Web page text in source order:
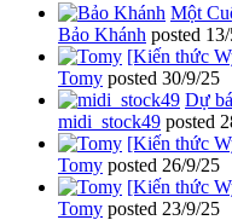
Một
Bảo Khánh posted
[Kiến thức
Tomy posted 30/9/25
Dự
midi_stock49 posted
[Kiến thức
Tomy posted 26/9/25
[Kiến thức
Tomy posted 23/9/25